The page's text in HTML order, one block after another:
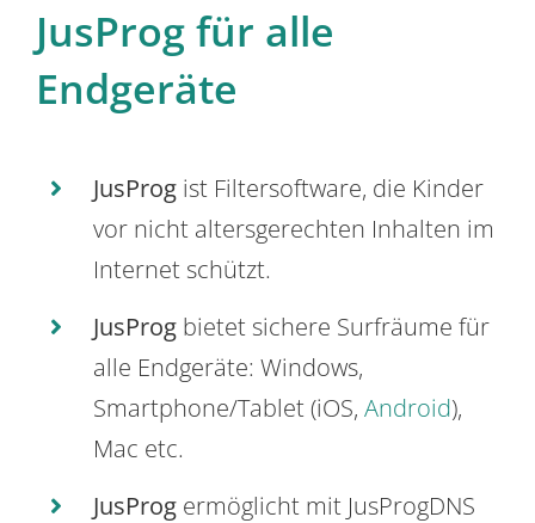
JusProg für alle
Endgeräte
JusProg ist Filtersoftware, die Kinder
vor nicht altersgerechten Inhalten im
Internet schützt.
JusProg bietet sichere Surfräume für
alle Endgeräte: Windows,
Smartphone/Tablet (iOS, Android),
Mac etc.
JusProg ermöglicht mit JusProgDNS